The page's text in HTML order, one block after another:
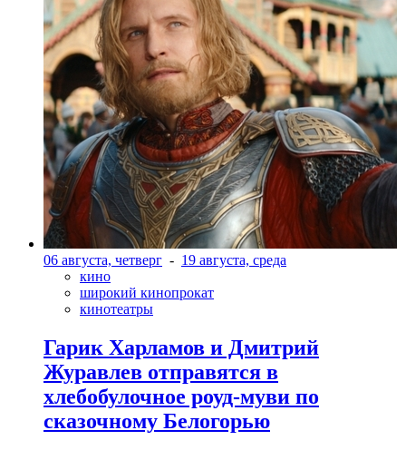
06 августа, четверг - 19 августа, среда
кино
широкий кинопрокат
кинотеатры
Гарик Харламов и Дмитрий
Журавлев отправятся в
хлебобулочное роуд-муви по
сказочному Белогорью